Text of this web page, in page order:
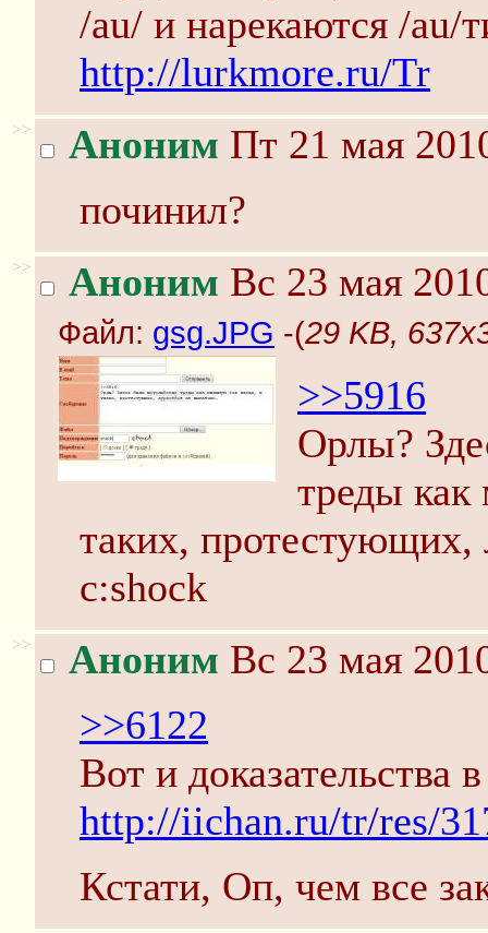
/au/ и нарекаются /au/
http://lurkmore.ru/Tr
>> Аноним Пт 21 мая
починил?
>> Аноним Вс 23 мая
Файл: gsg.JPG -(29 KB,
>>5916
Орлы?
треды как
таких, протестующих,
c:shock
>> Аноним Вс 23 мая
>>6122
Вот и доказательства
http://iichan.ru/tr/res/
Кстати, Оп, чем все